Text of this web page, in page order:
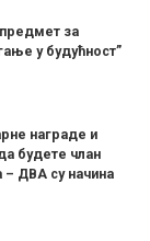
за
у будућност”
награде и
будете члан
– ДВА су начина